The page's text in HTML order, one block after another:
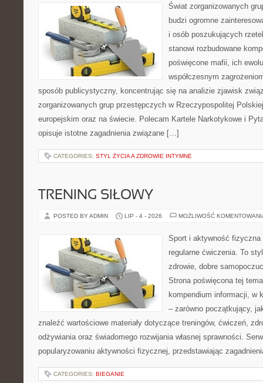
Świat zorganizowanych
budzi ogromne
i osób poszukujących
stanowi rozbudowane
poświęcone mafii, ich
współczesnym
sposób publicystyczny, koncentrując się na analizie zjawisk
zorganizowanych grup przestępczych w Rzeczypospolitej
europejskim oraz na świecie. Polecam Kartele Narkotykowe i
opisuje istotne zagadnienia związane […]
CATEGORIES: STYL ŻYCIA A ZDROWIE INTYMNE
TRENING SIŁOWY
POSTED BY ADMIN LIP - 4 - 2026 MOŻLIWOŚĆ
Sport i aktywność
regularne ćwiczenia. To
zdrowie, dobre
Strona poświęcona tej
kompendium informacji, w
– zarówno początkujący,
znaleźć wartościowe materiały dotyczące treningów, ćwiczeń,
odżywiania oraz świadomego rozwijania własnej sprawności.
popularyzowaniu aktywności fizycznej, przedstawiając
CATEGORIES: BIEGANIE